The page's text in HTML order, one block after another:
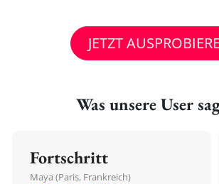
JETZT
Was unsere User
Fortschritt
Maya (Paris, Frankreich)